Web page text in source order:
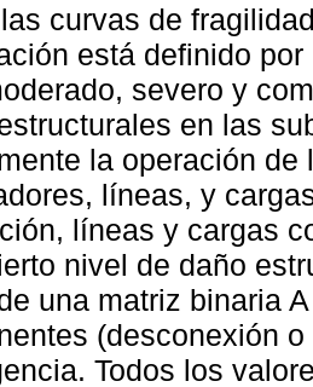
curvas de
está definido
severo y
en las
la operación
líneas, y
líneas y cargas
nivel de daño
una matriz binaria
(desconexión
Todos los